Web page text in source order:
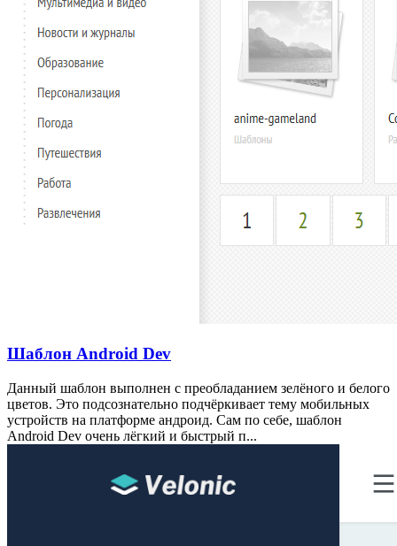
Шаблон Android Dev
Данный шаблон выполнен с преобладанием зелёного и белого
цветов. Это подсознательно подчёркивает тему мобильных
устройств на платформе андроид. Сам по себе, шаблон
Android Dev очень лёгкий и быстрый п...